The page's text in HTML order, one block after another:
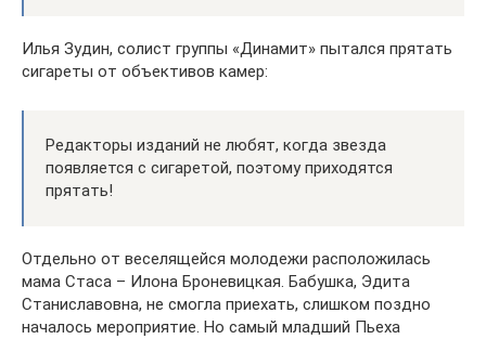
Илья Зудин, солист группы «Динамит» пытался прятать
сигареты от объективов камер:
Редакторы изданий не любят, когда звезда
появляется с сигаретой, поэтому приходятся
прятать!
Отдельно от веселящейся молодежи расположилась
мама Стаса – Илона Броневицкая. Бабушка, Эдита
Станиславовна, не смогла приехать, слишком поздно
началось мероприятие. Но самый младший Пьеха